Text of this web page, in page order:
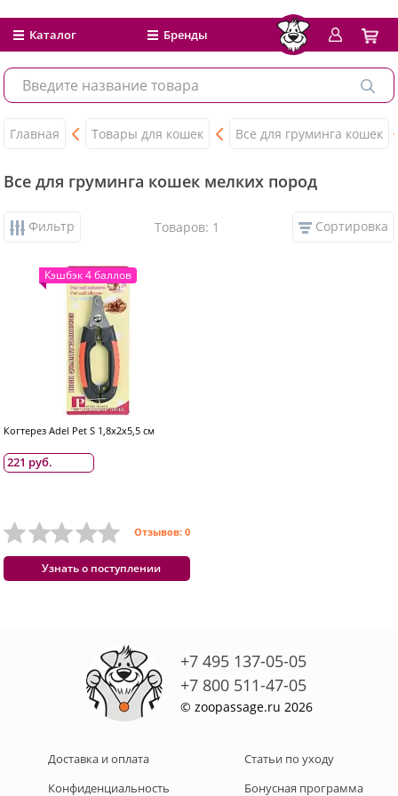
Каталог Бренды
Главная Товары для кошек Все для груминга кошек
Все для груминга кошек мелких пород
Фильтр Товаров: 1 Сортировка
Кэшбэк 4 баллов
Когтерез Adel Pet S 1,8x2x5,5 см
221 руб.
Отзывов: 0
Узнать о поступлении
+7 495 137-05-05
+7 800 511-47-05
© zoopassage.ru 2026
Доставка и оплата
Конфиденциальность
Статьи по уходу
Бонусная программа